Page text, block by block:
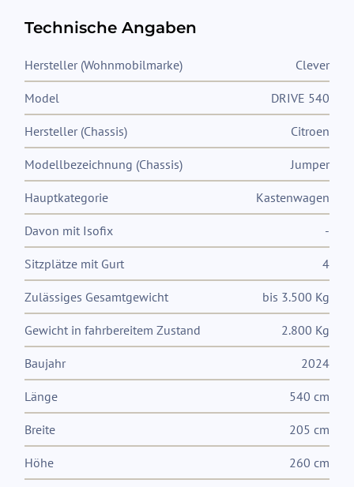
Technische Angaben
Hersteller (Wohnmobilmarke) Clever
Model DRIVE 540
Hersteller (Chassis) Citroen
Modellbezeichnung (Chassis) Jumper
Hauptkategorie Kastenwagen
Davon mit Isofix -
Sitzplätze mit Gurt 4
Zulässiges Gesamtgewicht bis 3.500 Kg
Gewicht in fahrbereitem Zustand 2.800 Kg
Baujahr 2024
Länge 540 cm
Breite 205 cm
Höhe 260 cm